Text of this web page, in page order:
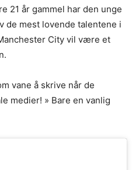
21 år gammel har den unge
de mest lovende talentene i
City vil være et
vane å skrive når de
medier! » Bare en vanlig